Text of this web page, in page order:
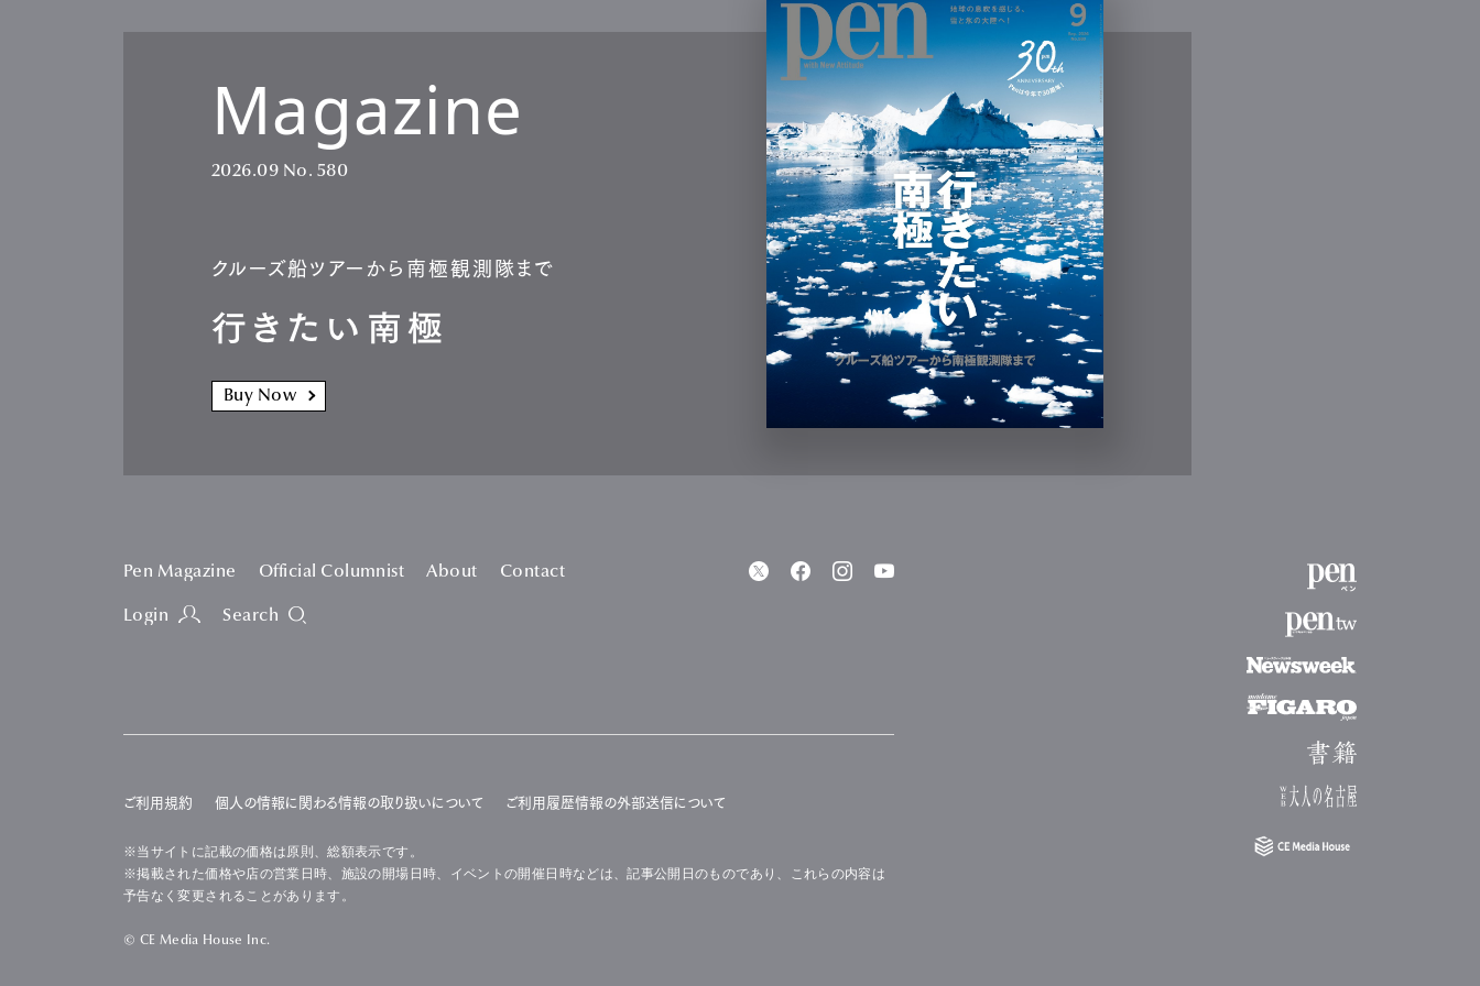
Pen Membership Official Columnist About Contact
Pen tw
Magazine
2026.09 No. 580
クルーズ船ツアーから南極観測隊まで
行きたい南極
Buy Now
Pen Magazine Official Columnist About Contact
Login Search
ご利用規約 個人の情報に関わる情報の取り扱いについて ご利用履歴情報の外部送信について
※当サイトに記載の価格は原則、総額表示です。
※掲載された価格や店の営業日時、施設の開場日時、イベントの開催日時などは、記事公開日のものであり、これらの内容は
予告なく変更されることがあります。
© CE Media House Inc.